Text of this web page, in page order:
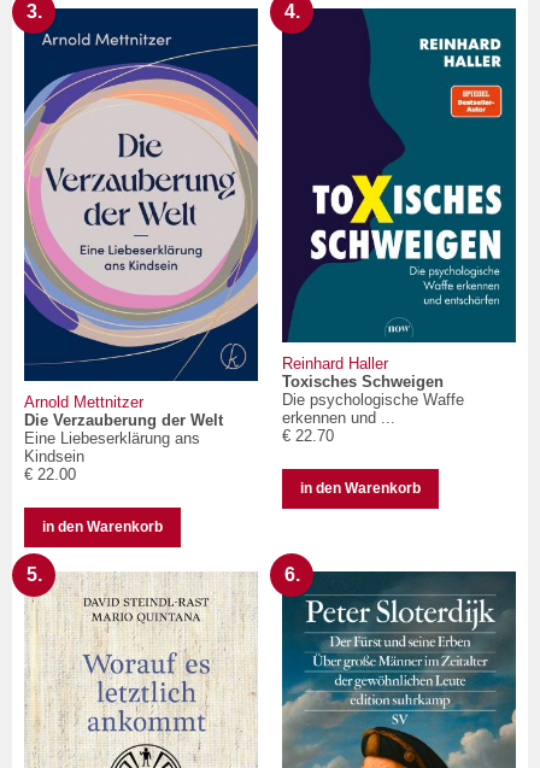
3.
Arnold Mettnitzer
Die Verzauberung der Welt
Eine Liebeserklärung ans
Kindsein
€ 22.00
in den Warenkorb
4.
Reinhard Haller
Toxisches Schweigen
Die psychologische Waffe
erkennen und ...
€ 22.70
in den Warenkorb
5. 6.